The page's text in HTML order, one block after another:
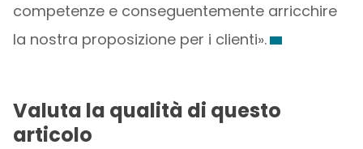
competenze e conseguentemente arricchire
la nostra proposizione per i clienti».
Valuta la qualità di questo
articolo